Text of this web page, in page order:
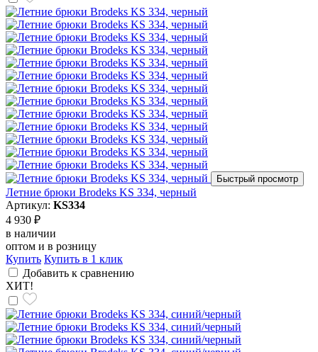
Быстрый просмотр
Летние брюки Brodeks KS 334, черный
Артикул: KS334
4 930 ₽
в наличии
оптом и в розницу
Купить Купить в 1 клик
Добавить к сравнению
ХИТ!